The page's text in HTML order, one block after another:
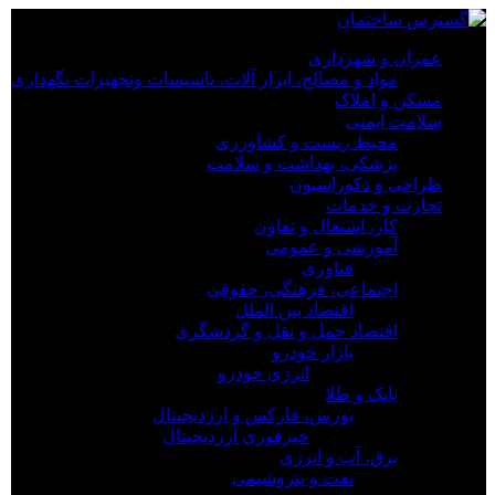
عمران و شهرداری
مواد و مصالح، ابزار آلات، تاسیسات وتجهیزات نگهداری
مسکن و املاک
سلامت ایمنی
محیط زیست و کشاورزی
پزشکی، بهداشت و سلامت
طراحی و دکوراسیون
تجارت و خدمات
کار، اشتغال و تعاون
آموزشی و عمومی
فناوری
اجتماعی، فرهنگی، حقوقی
اقتصاد بین الملل
اقتصاد حمل و نقل و گردشگری
بازار خودرو
انرژی خودرو
بانک و طلا
بورس، فارکس و ارزدیجیتال
خبرفوری ارزدیجیتال
برق، آب و انرژی
نفت و پتروشیمی
×
عمران و شهرداری
مواد و مصالح، ابزار آلات، تاسیسات وتجهیزات نگهداری
مسکن و املاک
سلامت ایمنی
محیط زیست و کشاورزی
پزشکی، بهداشت و سلامت
طراحی و دکوراسیون
تجارت و خدمات
کار، اشتغال و تعاون
آموزشی و عمومی
فناوری
اجتماعی، فرهنگی، حقوقی
اقتصاد بین الملل
اقتصاد حمل و نقل و گردشگری
بازار خودرو
بانک و طلا
بورس، فارکس و ارزدیجیتال
خبرفوری ارزدیجیتال
برق، آب و انرژی